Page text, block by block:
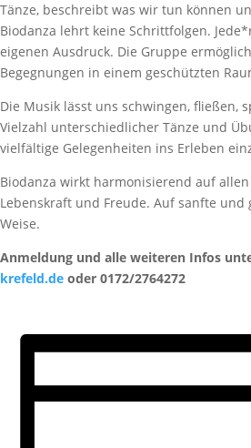
Tänze, beschreibt was wir tun können
Biodanza lehrt keine Schrittfolgen.
eigenen Ausdruck. Die Gruppe
Begegnungen in einem geschützten
Die Musik lässt uns schwingen, fließen,
Vielzahl unterschiedlicher Tänze und
vielfältige Gelegenheiten ins Erleben
Biodanza wirkt harmonisierend auf
Lebenskraft und Freude. Auf sanfte und
Weise.
Anmeldung und alle weiteren Infos
krefeld.de oder 0172/2764272